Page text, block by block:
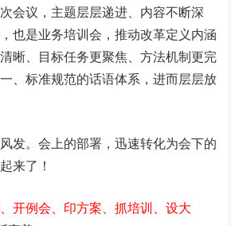
会议，主题层层递进、内容不断深
也是业务培训会，推动改革定义内涵
晰、目标任务更聚焦、方法机制更完
、标准规范的话语体系，进而层层放
发。会上的部署，迅速转化为会下的
来了！
开例会、印方案、抓培训、设大